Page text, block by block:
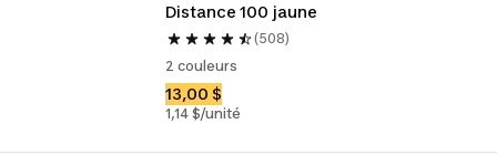
Distance 100 jaune
(508)
2 couleurs
13,00 $
1,14 $/unité